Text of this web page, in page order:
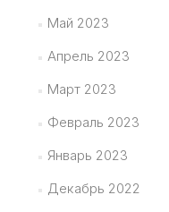
Май 2023
Апрель 2023
Март 2023
Февраль 2023
Январь 2023
Декабрь 2022